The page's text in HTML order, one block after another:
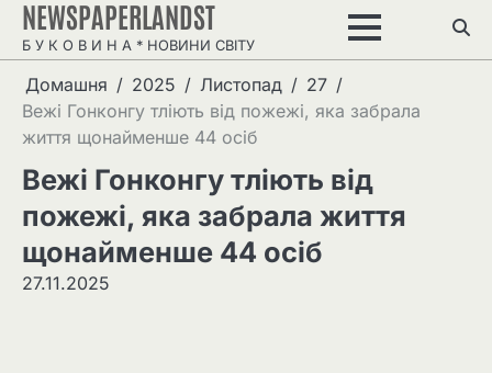
Перейти
вмісту
NEWSPAPERLANDST
Б У К О В И Н А * НОВИНИ СВІТУ
Домашня 2025 Листопад
27
Вежі Гонконгу тліють від пожежі, яка забрала
життя щонайменше 44 осіб
Вежі Гонконгу тліють від
пожежі, яка забрала життя
щонайменше 44 осіб
27.11.2025